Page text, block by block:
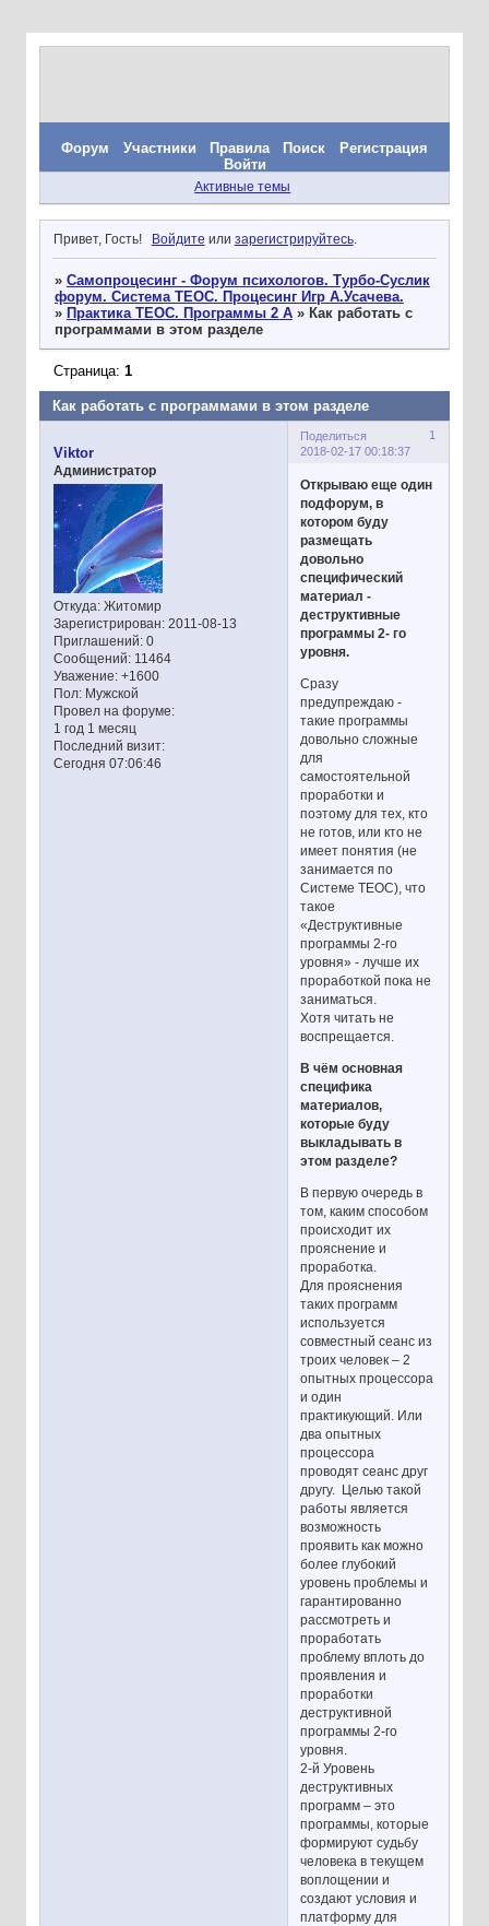
Форум Участники Правила Поиск
Регистрация
Войти
Активные темы
Привет, Гость! Войдите или зарегистрируйтесь.
» Самопроцесинг - Форум психологов. Турбо-Суслик
форум. Система ТЕОС. Процесинг Игр А.Усачева.
» Практика ТЕОС. Программы 2 А » Как работать с
программами в этом разделе
Как работать с программами в этом разделе
Страница: 1
Поделиться
1
2018-02-17 00:18:37
Viktor
Администратор
Откуда:Житомир
Зарегистрирован: 2011-08-13
Приглашений:0
Сообщений:11464
Уважение: +1600
Пол:Мужской
Провел на форуме:
1 год 1 месяц
Последний визит:
Сегодня 07:06:46
Открываю еще один
подфорум, в
котором буду
размещать
довольно
специфический
материал -
деструктивные
программы 2- го
уровня.
Сразу
предупреждаю -
такие программы
довольно сложные
для
самостоятельной
проработки и
поэтому для тех, кто
не готов, или кто не
имеет понятия (не
занимается по
Системе ТЕОС), что
такое
«Деструктивные
программы 2-го
уровня» - лучше их
проработкой пока не
заниматься.
Хотя читать не
воспрещается.
В чём основная
специфика
материалов,
которые буду
выкладывать в
этом разделе?
В первую очередь в
том, каким способом
происходит их
прояснение и
проработка.
Для прояснения
таких программ
используется
совместный сеанс из
троих человек – 2
опытных процессора
и один
практикующий. Или
два опытных
процессора
проводят сеанс друг
другу. Целью такой
работы является
возможность
проявить как можно
более глубокий
уровень проблемы и
гарантированно
рассмотреть и
проработать
проблему вплоть до
проявления и
проработки
деструктивной
программы 2-го
уровня.
2-й Уровень
деструктивных
программ – это
программы, которые
формируют судьбу
человека в текущем
воплощении и
создают условия и
платформу для